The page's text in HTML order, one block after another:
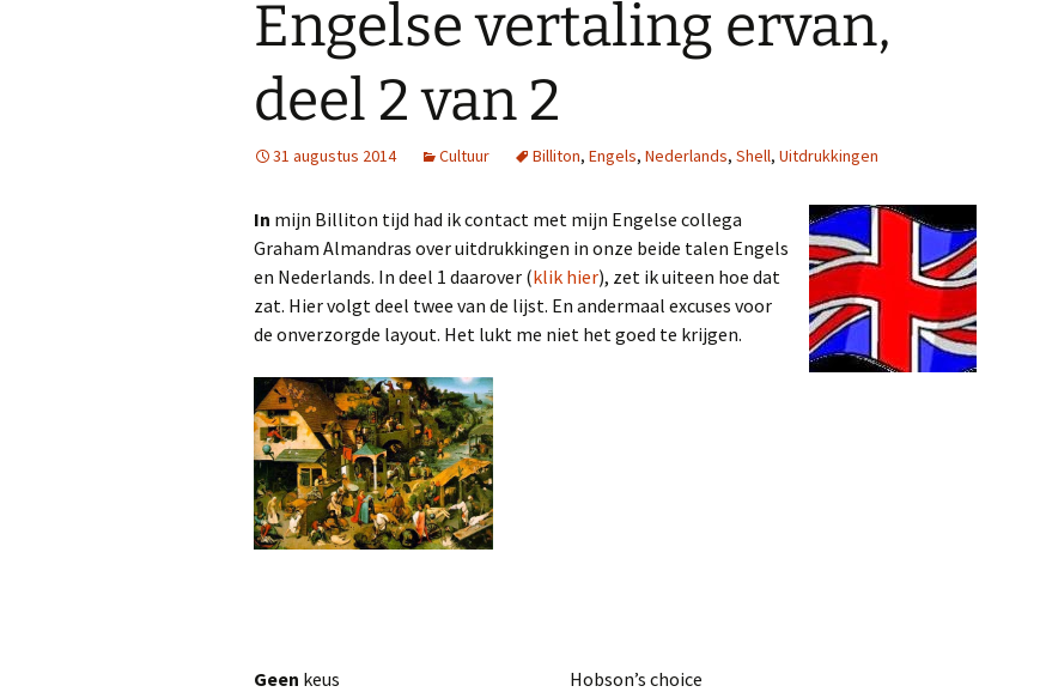
A near miss,
A near miss,
2, 3 en 4
Engelse vertaling ervan,
deel 2 van 2
31 augustus 2014 Cultuur Billiton, Engels, Nederlands, Shell, Uitdrukkingen
In mijn Billiton tijd had ik contact met mijn Engelse collega
Graham Almandras over uitdrukkingen in onze beide talen Engels
en Nederlands. In deel 1 daarover (klik hier), zet ik uiteen hoe dat
zat. Hier volgt deel twee van de lijst. En andermaal excuses voor
de onverzorgde layout. Het lukt me niet het goed te krijgen.
Geen keus Hobson’s choice